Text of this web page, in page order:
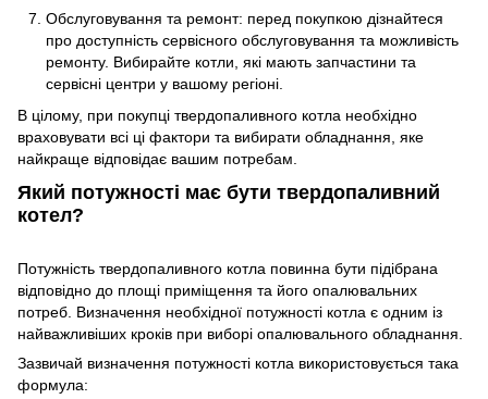
Обслуговування та ремонт: перед покупкою дізнайтеся
про доступність сервісного обслуговування та можливість
ремонту. Вибирайте котли, які мають запчастини та
сервісні центри у вашому регіоні.
В цілому, при покупці твердопаливного котла необхідно
враховувати всі ці фактори та вибирати обладнання, яке
найкраще відповідає вашим потребам.
Який потужності має бути твердопаливний
котел?
Потужність твердопаливного котла повинна бути підібрана
відповідно до площі приміщення та його опалювальних
потреб. Визначення необхідної потужності котла є одним із
найважливіших кроків при виборі опалювального обладнання.
Зазвичай визначення потужності котла використовується така
формула: